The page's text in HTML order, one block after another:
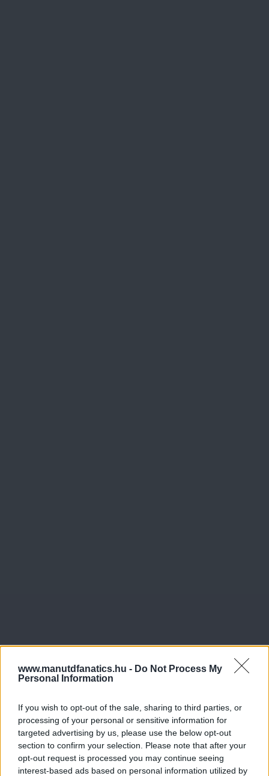
www.manutdfanatics.hu - Do Not Process My
Personal Information
If you wish to opt-out of the sale, sharing to third parties, or
processing of your personal or sensitive information for
targeted advertising by us, please use the below opt-out
section to confirm your selection. Please note that after your
opt-out request is processed you may continue seeing
interest-based ads based on personal information utilized by